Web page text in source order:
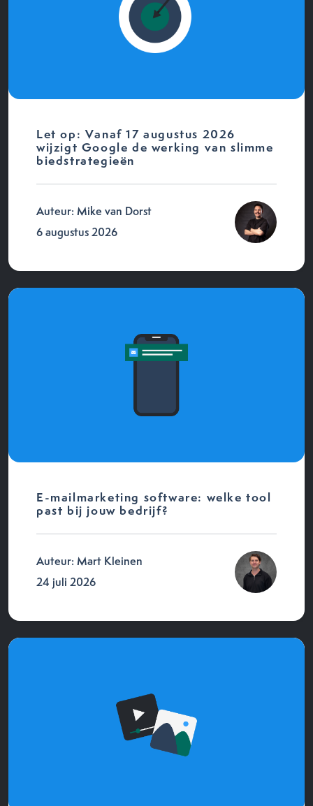
Let op: Vanaf 17 augustus 2026
wijzigt Google de werking van slimme
biedstrategieën
Auteur: Mike van Dorst
6 augustus 2026
E-mailmarketing software: welke tool
past bij jouw bedrijf?
Auteur: Mart Kleinen
24 juli 2026